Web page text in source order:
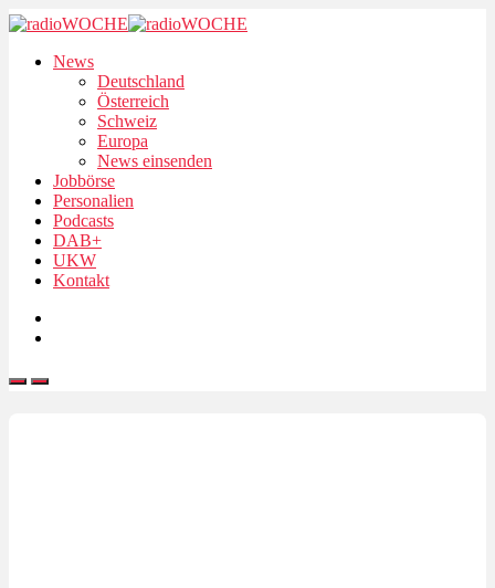
News
Deutschland
Österreich
Schweiz
Europa
News einsenden
Jobbörse
Personalien
Podcasts
DAB+
UKW
Kontakt